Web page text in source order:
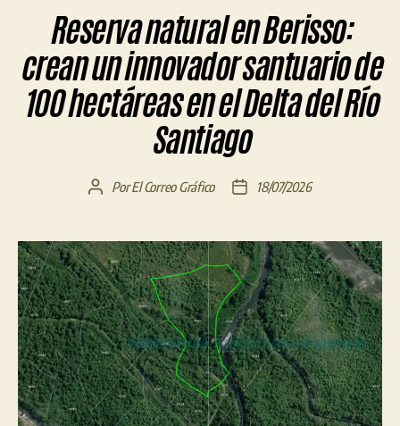
Reserva natural en Berisso:
crean un innovador santuario de
100 hectáreas en el Delta del Río
Santiago
Autor
entrada
PorEl Correo Gráfico
Fecha
entrada
18/07/2026